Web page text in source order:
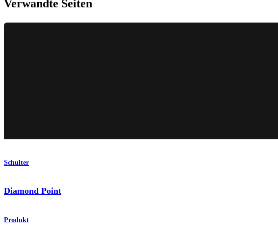
Verwandte Seiten
Schulter
Diamond Point
Produkt